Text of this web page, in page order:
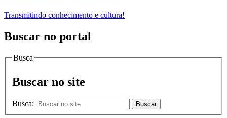
Transmitindo conhecimento e cultura!
Buscar no portal
Busca
Buscar no site
Busca: Buscar